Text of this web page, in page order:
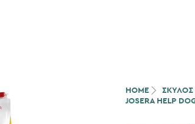
HOME ΣΚΎΛΟΣ
JOSERA HELP